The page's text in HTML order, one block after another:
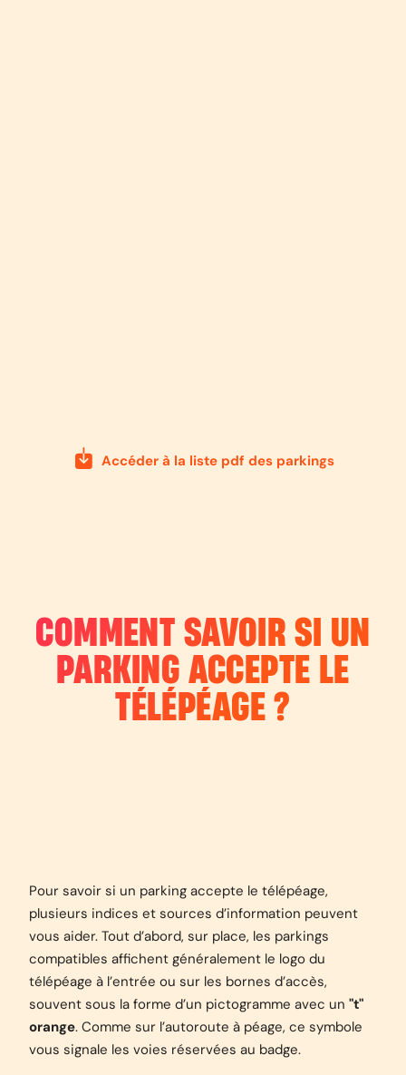
Accéder à la liste pdf des parkings
COMMENT SAVOIR SI UN
PARKING ACCEPTE LE
TÉLÉPÉAGE ?
Pour savoir si un parking accepte le télépéage,
plusieurs indices et sources d’information peuvent
vous aider. Tout d’abord, sur place, les parkings
compatibles affichent généralement le logo du
télépéage à l’entrée ou sur les bornes d’accès,
souvent sous la forme d’un pictogramme avec un "t"
orange. Comme sur l’autoroute à péage, ce symbole
vous signale les voies réservées au badge.